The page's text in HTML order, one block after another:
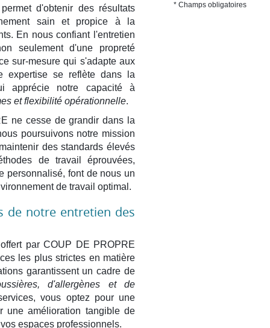
d'obtenir des résultats
sain et propice à la
En nous confiant l'entretien
seulement d'une propreté
sur-mesure qui s'adapte aux
expertise se reflète dans la
apprécie notre capacité à
et flexibilité opérationnelle.
ne cesse de grandir dans la
poursuivons notre mission
des standards élevés
de travail éprouvées,
personnalisé, font de nous un
de travail optimal.
de notre entretien des
par COUP DE PROPRE
les plus strictes en matière
garantissent un cadre de
d'allergènes et de
vous optez pour une
une amélioration tangible de
espaces professionnels.
* Champs obligatoires